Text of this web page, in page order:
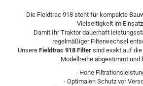
Die Fieldtrac 918 steht für kompakte
Vielseitigkeit im
Damit Ihr Traktor dauerhaft
regelmäßiger Filterwechsel
Unsere Fieldtrac 918 Filtersind exakt auf die
Modellreihe abgestimmt und
- Hohe
- Optimalen Schutz vor